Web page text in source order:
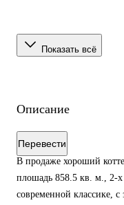
Показать всё
Описание
Перевести
В продаже хороший
плошадь 858.5 кв. м., 2-
современной классике,